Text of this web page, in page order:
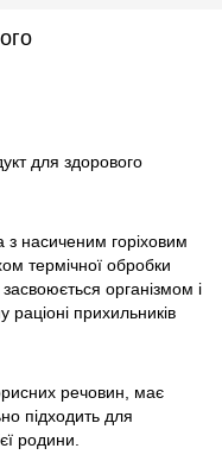
для здорового
насиченим горіховим
термічної обробки
організмом і
прихильників
речовин, має
підходить для
родини.